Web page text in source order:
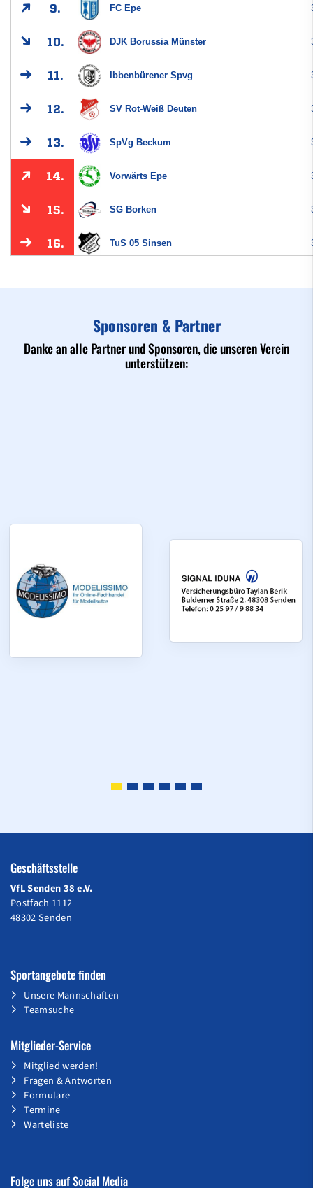
Sponsoren & Partner
Danke an alle Partner und Sponsoren, die unseren Verein
unterstützen:
Geschäftsstelle
VfL Senden 38 e.V.
Postfach 1112
48302 Senden
Sportangebote finden
Unsere Mannschaften
Teamsuche
Mitglieder-Service
Mitglied werden!
Fragen & Antworten
Formulare
Termine
Warteliste
Folge uns auf Social Media